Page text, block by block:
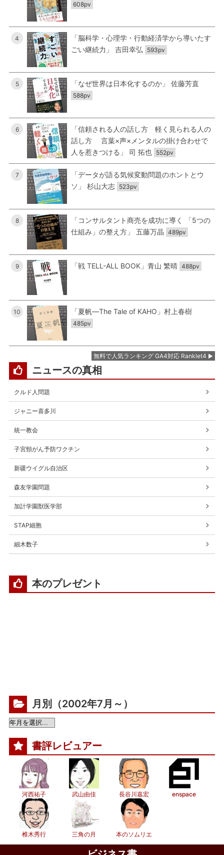
608pv
4
「脳科学・心理学・行動経済学から導いたす
ごい継続力」 吉田幸弘
593pv
5 「なぜ世界は日本化するのか」 佐藤芳直
588pv
6
「信頼される人の話し方 軽く見られる人の
話し方 言葉×声×メンタルの掛け合わせで
人を惹きつける」 司 拓也 552pv
7
「データが語る気候変動問題のホントとウ
ソ」 杉山大志 523pv
8
「コンサルタント商売を成功に導く 「5つの
仕組み」の整え方」 五藤万晶 489pv
9 「戦 TELL-ALL BOOK」青山 繁晴 488pv
10 「夏帆―The Tale of KAHO」村上春樹
485pv
無料で人気ランキング GA4対応 Ranklet4
ニュースの真相
クルド人問題
ジャニー喜多川
統一教会
子宮頸がん予防ワクチン
新疆ウイグル自治区
森友学園問題
加計学園獣医学部
STAP細胞
細木数子
本のプレゼント
月別（2002年7月～）
書評レビュアー
河西祐子 武山由佳 長谷川嘉宏 enspace
椎木秀行 三角の月 本のソムリエ